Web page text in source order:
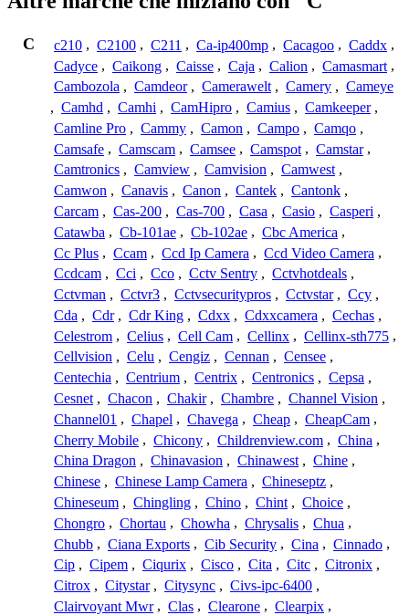
C c210 , C2100 , C211 , Ca-ip400mp , Cacagoo , Caddx ,
Cadyce , Caikong , Caisse , Caja , Calion , Camasmart ,
Cambozola , Camdeor , Camerawelt , Camery , Cameye
, Camhd , Camhi , CamHipro , Camius , Camkeeper ,
Camline Pro , Cammy , Camon , Campo , Camqo ,
Camsafe , Camscam , Camsee , Camspot , Camstar ,
Camtronics , Camview , Camvision , Camwest ,
Camwon , Canavis , Canon , Cantek , Cantonk ,
Carcam , Cas-200 , Cas-700 , Casa , Casio , Casperi ,
Catawba , Cb-101ae , Cb-102ae , Cbc America ,
Cc Plus , Ccam , Ccd Ip Camera , Ccd Video Camera ,
Ccdcam , Cci , Cco , Cctv Sentry , Cctvhotdeals ,
Cctvman , Cctvr3 , Cctvsecuritypros , Cctvstar , Ccy ,
Cda , Cdr , Cdr King , Cdxx , Cdxxcamera , Cechas ,
Celestrom , Celius , Cell Cam , Cellinx , Cellinx-sth775 ,
Cellvision , Celu , Cengiz , Cennan , Censee ,
Centechia , Centrium , Centrix , Centronics , Cepsa ,
Cesnet , Chacon , Chakir , Chambre , Channel Vision ,
Channel01 , Chapel , Chavega , Cheap , CheapCam ,
Cherry Mobile , Chicony , Childrenview.com , China ,
China Dragon , Chinavasion , Chinawest , Chine ,
Chinese , Chinese Lamp Camera , Chineseptz ,
Chineseum , Chingling , Chino , Chint , Choice ,
Chongro , Chortau , Chowha , Chrysalis , Chua ,
Chubb , Ciana Exports , Cib Security , Cina , Cinnado ,
Cip , Cipem , Ciqurix , Cisco , Cita , Citc , Citronix ,
Citrox , Citystar , Citysync , Civs-ipc-6400 ,
Clairvoyant Mwr , Clas , Clearone , Clearpix ,